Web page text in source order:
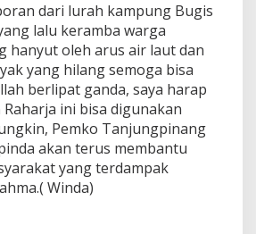
dari lurah kampung Bugis
lalu keramba warga
hanyut oleh arus air laut dan
yang hilang semoga bisa
berlipat ganda, saya harap
Raharja ini bisa digunakan
Pemko Tanjungpinang
akan terus membantu
yang terdampak
Winda)